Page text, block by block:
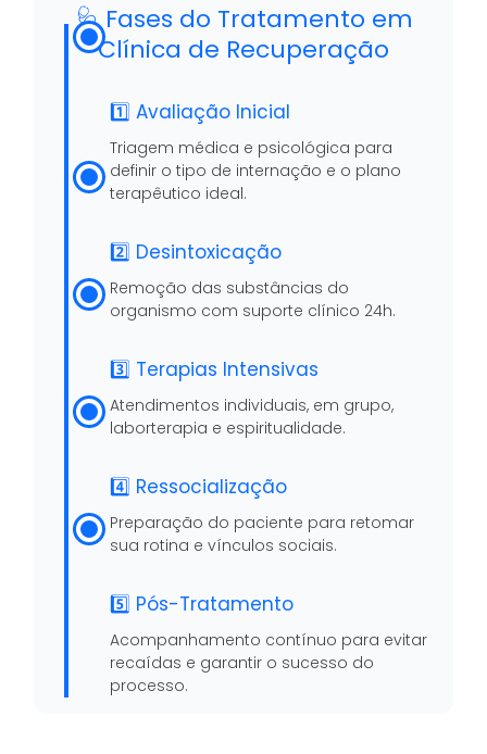
🩺 Fases do Tratamento em
Clínica de Recuperação
1️⃣ Avaliação Inicial
Triagem médica e psicológica para
definir o tipo de internação e o plano
terapêutico ideal.
2️⃣ Desintoxicação
Remoção das substâncias do
organismo com suporte clínico 24h.
3️⃣ Terapias Intensivas
Atendimentos individuais, em grupo,
laborterapia e espiritualidade.
4️⃣ Ressocialização
Preparação do paciente para retomar
sua rotina e vínculos sociais.
5️⃣ Pós-Tratamento
Acompanhamento contínuo para evitar
recaídas e garantir o sucesso do
processo.